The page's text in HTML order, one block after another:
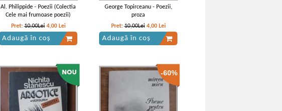
Al. Philippide - Poezii (Colectia
Cele mai frumoase poezii)
Pret:10,00Lei 4,00 Lei
Adaugă în coș
George Topirceanu - Poezii,
proza
Pret:10,00Lei 4,00 Lei
Adaugă în coș
-60%